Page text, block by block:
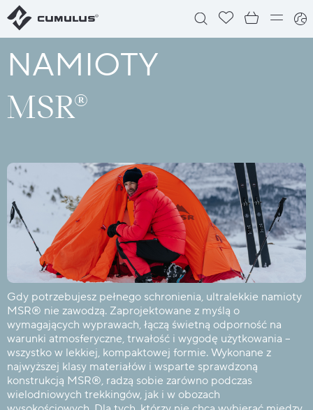
NAMIOTY
MSR®
Gdy potrzebujesz pełnego schronienia, ultralekkie namioty
MSR® nie zawodzą. Zaprojektowane z myślą o
wymagających wyprawach, łączą świetną odporność na
warunki atmosferyczne, trwałość i wygodę użytkowania –
wszystko w lekkiej, kompaktowej formie. Wykonane z
najwyższej klasy materiałów i wsparte sprawdzoną
konstrukcją MSR®, radzą sobie zarówno podczas
wielodniowych trekkingów, jak i w obozach